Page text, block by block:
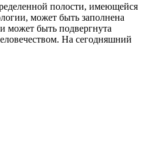
полости, имеющейся
может быть заполнена
может быть подвергнута
На сегодняшний